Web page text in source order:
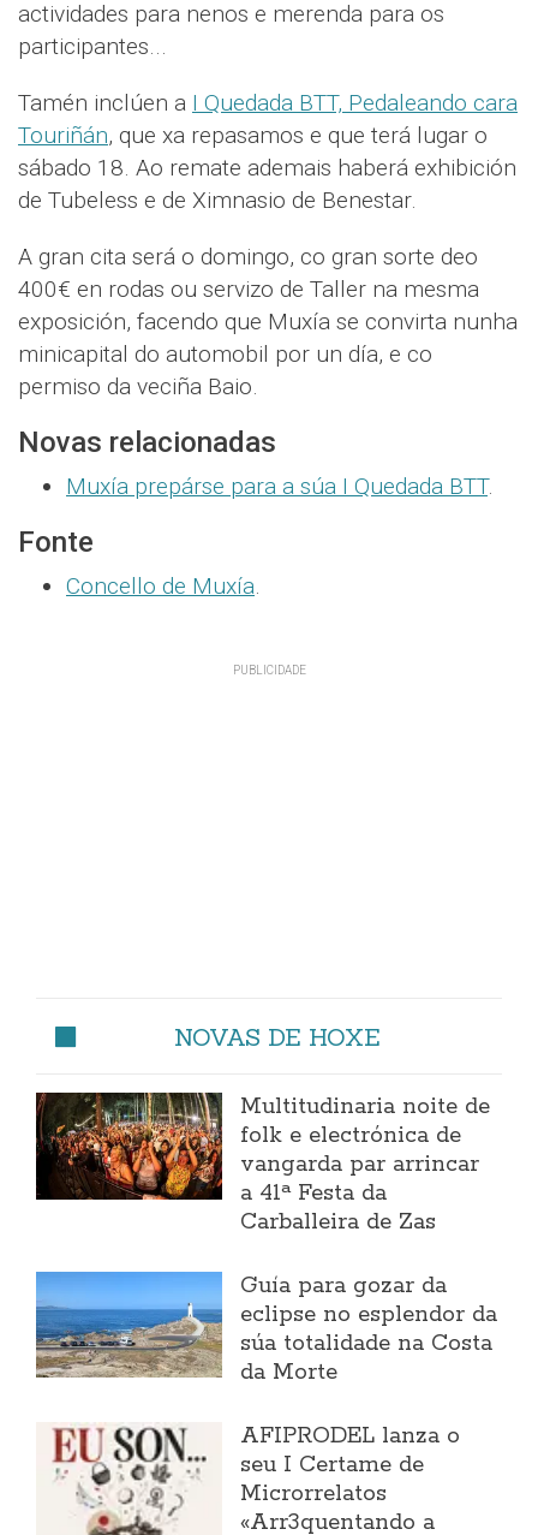
actividades para nenos e merenda para os
participantes...
Tamén inclúen a I Quedada BTT, Pedaleando cara
Touriñán, que xa repasamos e que terá lugar o
sábado 18. Ao remate ademais haberá exhibición
de Tubeless e de Ximnasio de Benestar.
A gran cita será o domingo, co gran sorte deo
400€ en rodas ou servizo de Taller na mesma
exposición, facendo que Muxía se convirta nunha
minicapital do automobil por un día, e co
permiso da veciña Baio.
Novas relacionadas
Muxía prepárse para a súa I Quedada BTT.
Fonte
Concello de Muxía
NOVAS DE HOXE
Multitudinaria noite de
folk e electrónica de
vangarda par arrincar
a 41ª Festa da
Carballeira de Zas
Guía para gozar da
eclipse no esplendor da
súa totalidade na Costa
da Morte
AFIPRODEL lanza o
seu I Certame de
Microrrelatos
«Arr3quentando a